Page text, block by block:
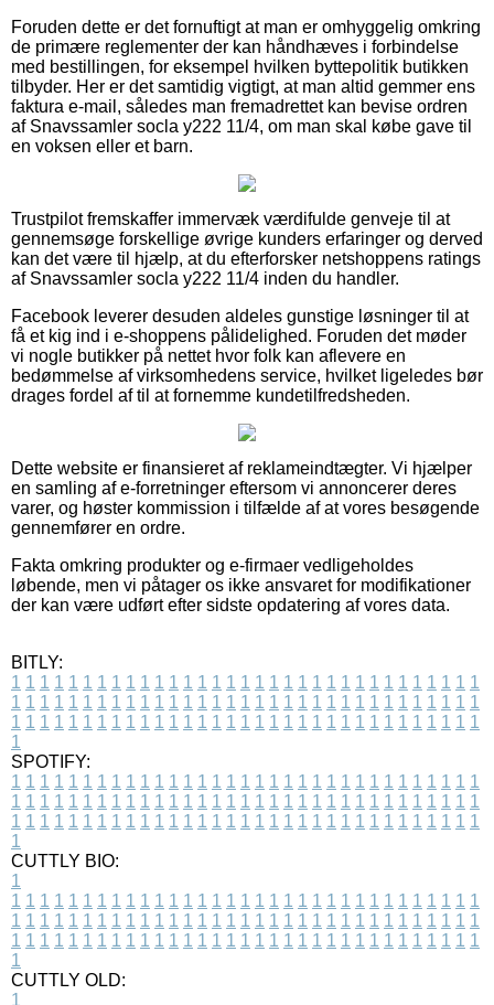
Foruden dette er det fornuftigt at man er omhyggelig omkring
de primære reglementer der kan håndhæves i forbindelse
med bestillingen, for eksempel hvilken byttepolitik butikken
tilbyder. Her er det samtidig vigtigt, at man altid gemmer ens
faktura e-mail, således man fremadrettet kan bevise ordren
af Snavssamler socla y222 11/4, om man skal købe gave til
en voksen eller et barn.
Trustpilot fremskaffer immervæk værdifulde genveje til at
gennemsøge forskellige øvrige kunders erfaringer og derved
kan det være til hjælp, at du efterforsker netshoppens ratings
af Snavssamler socla y222 11/4 inden du handler.
Facebook leverer desuden aldeles gunstige løsninger til at
få et kig ind i e-shoppens pålidelighed. Foruden det møder
vi nogle butikker på nettet hvor folk kan aflevere en
bedømmelse af virksomhedens service, hvilket ligeledes bør
drages fordel af til at fornemme kundetilfredsheden.
Dette website er finansieret af reklameindtægter. Vi hjælper
en samling af e-forretninger eftersom vi annoncerer deres
varer, og høster kommission i tilfælde af at vores besøgende
gennemfører en ordre.
Fakta omkring produkter og e-firmaer vedligeholdes
løbende, men vi påtager os ikke ansvaret for modifikationer
der kan være udført efter sidste opdatering af vores data.
BITLY:
1 1 1 1 1 1 1 1 1 1 1 1 1 1 1 1 1 1 1 1 1 1 1 1 1 1 1 1 1 1 1 1 1
1 1 1 1 1 1 1 1 1 1 1 1 1 1 1 1 1 1 1 1 1 1 1 1 1 1 1 1 1 1 1 1 1
1 1 1 1 1 1 1 1 1 1 1 1 1 1 1 1 1 1 1 1 1 1 1 1 1 1 1 1 1 1 1 1 1
1
SPOTIFY:
1 1 1 1 1 1 1 1 1 1 1 1 1 1 1 1 1 1 1 1 1 1 1 1 1 1 1 1 1 1 1 1 1
1 1 1 1 1 1 1 1 1 1 1 1 1 1 1 1 1 1 1 1 1 1 1 1 1 1 1 1 1 1 1 1 1
1 1 1 1 1 1 1 1 1 1 1 1 1 1 1 1 1 1 1 1 1 1 1 1 1 1 1 1 1 1 1 1 1
1
CUTTLY BIO:
1
1 1 1 1 1 1 1 1 1 1 1 1 1 1 1 1 1 1 1 1 1 1 1 1 1 1 1 1 1 1 1 1 1
1 1 1 1 1 1 1 1 1 1 1 1 1 1 1 1 1 1 1 1 1 1 1 1 1 1 1 1 1 1 1 1 1
1 1 1 1 1 1 1 1 1 1 1 1 1 1 1 1 1 1 1 1 1 1 1 1 1 1 1 1 1 1 1 1 1
1
CUTTLY OLD:
1